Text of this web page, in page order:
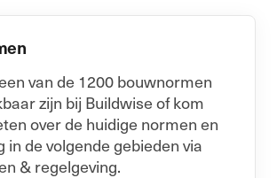
van de 1200 bouwnormen
zijn bij Buildwise of kom
over de huidige normen en
in de volgende gebieden via
& regelgeving.